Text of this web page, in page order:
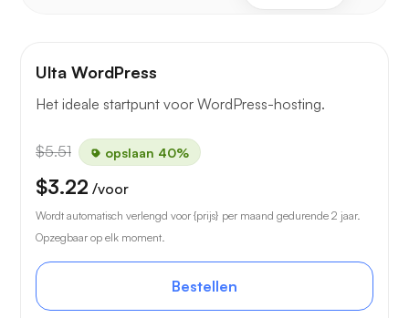
Ulta WordPress
Het ideale startpunt voor WordPress-hosting.
$5.51 opslaan 40%
$3.22 /voor
Wordt automatisch verlengd voor {prijs} per maand gedurende 2 jaar.
Opzegbaar op elk moment.
Bestellen